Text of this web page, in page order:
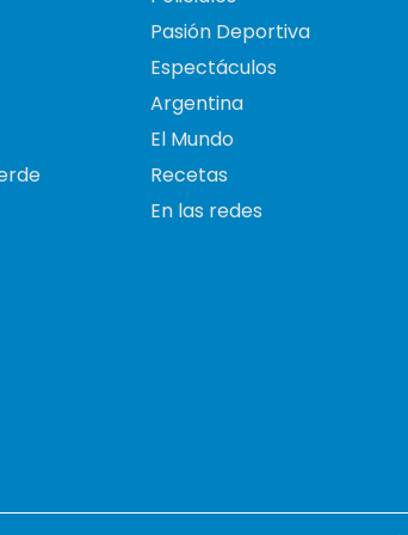
Pasión Deportiva
Espectáculos
Argentina
El Mundo
Recetas
En las redes